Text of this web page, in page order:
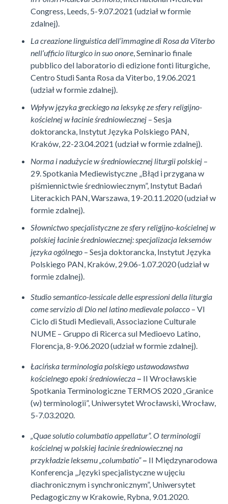
Congress, Leeds, 5-9.07.2021 (udział w formie
zdalnej).
La creazione linguistica dell’immagine di Rosa da Viterbo
nell’ufficio liturgico in suo onore , Seminario finale
pubblico del laboratorio di edizione fonti liturgiche,
Centro Studi Santa Rosa da Viterbo, 19.06.2021
(udział w formie zdalnej).
Wpływ języka greckiego na leksykę ze sfery religijno-
kościelnej w łacinie średniowiecznej – Sesja
doktorancka, Instytut Języka Polskiego PAN,
Kraków, 22-23.04.2021 (udział w formie zdalnej).
Norma i nadużycie w średniowiecznej liturgii polskiej –
29. Spotkania Mediewistyczne „Błąd i przygana w
piśmiennictwie średniowiecznym”, Instytut Badań
Literackich PAN, Warszawa, 19-20.11.2020 (udział w
formie zdalnej).
Słownictwo specjalistyczne ze sfery religijno-kościelnej w
polskiej łacinie średniowiecznej: specjalizacja leksemów
języka ogólnego – Sesja doktorancka, Instytut Języka
Polskiego PAN, Kraków, 29.06-1.07.2020 (udział w
formie zdalnej).
Studio semantico-lessicale delle espressioni della liturgia
come servizio di Dio nel latino medievale polacco – VI
Ciclo di Studi Medievali, Associazione Culturale
NUME – Gruppo di Ricerca sul Medioevo Latino,
Florencja, 8-9.06.2020 (udział w formie zdalnej).
Łacińska terminologia polskiego ustawodawstwa
kościelnego epoki średniowiecza – II Wrocławskie
Spotkania Terminologiczne TERMOS 2020 „Granice
(w) terminologii”, Uniwersytet Wrocławski, Wrocław,
5-7.03.2020.
„Quae solutio columbatio appellatur”. O terminologii
kościelnej w polskiej łacinie średniowiecznej na
przykładzie leksemu „columbatio”– II Międzynarodowa
Konferencja „Języki specjalistyczne w ujęciu
diachronicznym i synchronicznym”, Uniwersytet
Pedagogiczny w Krakowie, Rybna, 9.01.2020.